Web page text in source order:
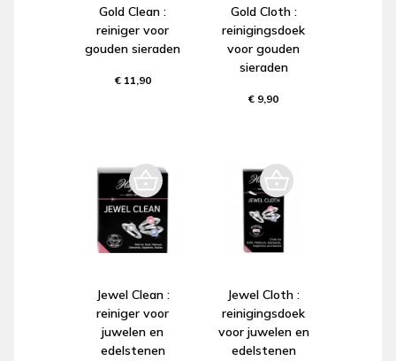
Gold Clean :
reiniger voor
gouden sieraden
€ 11,90
Gold Cloth :
reinigingsdoek
voor gouden
sieraden
€ 9,90
Jewel Clean :
reiniger voor
juwelen en
edelstenen
Jewel Cloth :
reinigingsdoek
voor juwelen en
edelstenen